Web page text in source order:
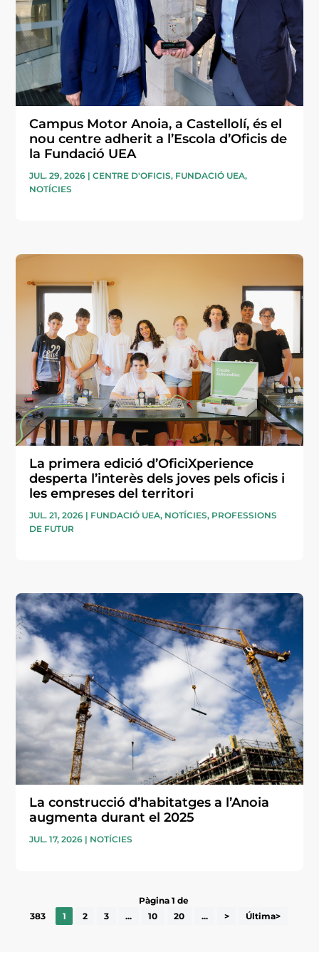
Campus Motor Anoia, a Castellolí, és el
nou centre adherit a l’Escola d’Oficis de
la Fundació UEA
JUL. 29, 2026 |CENTRE D'OFICIS, FUNDACIÓ UEA,
NOTÍCIES
La primera edició d’OficiXperience
desperta l’interès dels joves pels oficis i
les empreses del territori
JUL. 21, 2026 | FUNDACIÓ UEA, NOTÍCIES, PROFESSIONS
DE FUTUR
La construcció d’habitatges a l’Anoia
augmenta durant el 2025
JUL. 17, 2026 | NOTÍCIES
Pàgina 1 de
383
1 2 3 ... 10 20 ... > Última>